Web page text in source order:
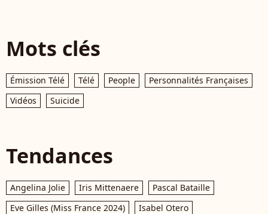
Mots clés
Émission Télé Télé People
Personnalités Françaises
Vidéos
Suicide
Tendances
Angelina Jolie Iris Mittenaere
Pascal Bataille
Eve Gilles (Miss France 2024)
Isabel Otero